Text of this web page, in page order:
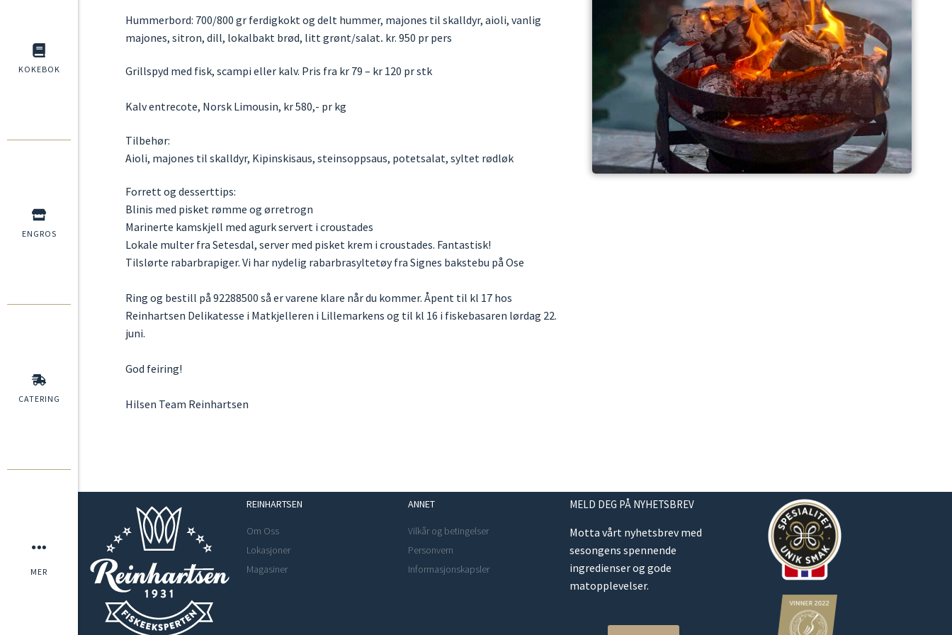
KOKEBOK
ENGROS
CATERING
MER
Hummerbord: 700/800 gr ferdigkokt og delt hummer, majones til skalldyr, aioli, vanlig
majones, sitron, dill, lokalbakt brød, litt grønt/salat. kr. 950 pr pers
Grillspyd med fisk, scampi eller kalv. Pris fra kr 79 – kr 120 pr stk
Kalv entrecote, Norsk Limousin, kr 580,- pr kg
Tilbehør:
Aioli, majones til skalldyr, Kipinskisaus, steinsoppsaus, potetsalat, syltet rødløk
Forrett og desserttips:
Blinis med pisket rømme og ørretrogn
Marinerte kamskjell med agurk servert i croustades
Lokale multer fra Setesdal, server med pisket krem i croustades. Fantastisk!
Tilslørte rabarbrapiger. Vi har nydelig rabarbrasyltetøy fra Signes bakstebu på Ose
Ring og bestill på 92288500 så er varene klare når du kommer. Åpent til kl 17 hos
Reinhartsen Delikatesse i Matkjelleren i Lillemarkens og til kl 16 i fiskebasaren lørdag 22.
juni.
God feiring!
Hilsen Team Reinhartsen
REINHARTSEN
Om Oss
Lokasjoner
Magasiner
ANNET
Vilkår og betingelser
Personvern
Informasjonskapsler
MELD DEG PÅ NYHETSBREV
Motta vårt nyhetsbrev med
sesongens spennende
ingredienser og gode
matopplevelser.